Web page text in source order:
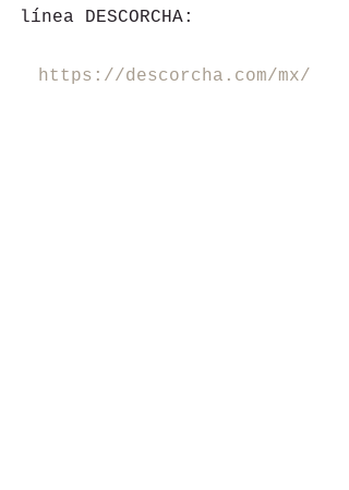
línea DESCORCHA:
https://descorcha.com/mx/